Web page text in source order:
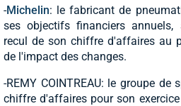
-Michelin: le fabricant de
ses objectifs financiers annuels,
recul de son chiffre d'affaires au
de l'impact des changes.
-REMY COINTREAU: le groupe
chiffre d'affaires pour son